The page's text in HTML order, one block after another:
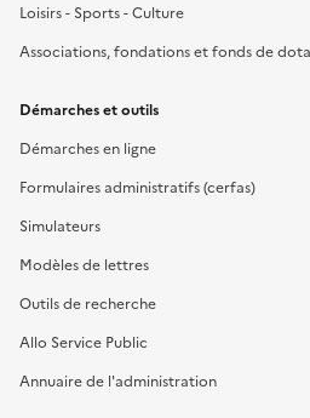
Loisirs - Sports - Culture
Associations, fondations et fonds de
Démarches et outils
Démarches en ligne
Formulaires administratifs (cerfas)
Simulateurs
Modèles de lettres
Outils de recherche
Allo Service Public
Annuaire de l'administration